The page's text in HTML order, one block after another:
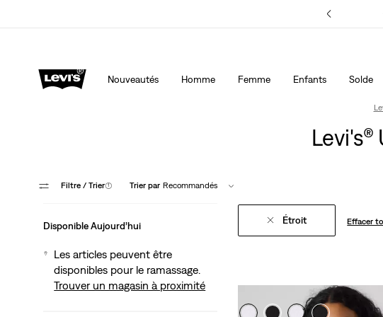
40 % DE RABAIS ADDITIONNEL SUR LES SOLDES. Appliqué
Nouveautés Homme Femme Enfants Solde
40
Filtre / Trier(1) Trier par Recommandés
Disponible Aujourd’hui
Les articles peuvent être
disponibles pour le ramassage.
Trouver un magasin à proximité
Étroit Effacer